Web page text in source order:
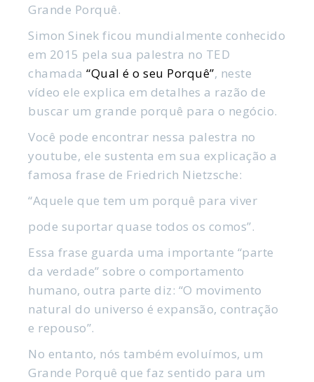
Grande Porquê.
Simon Sinek ficou mundialmente conhecido
em 2015 pela sua palestra no TED
chamada“Qual é o seu Porquê”, neste
vídeo ele explica em detalhes a razão de
buscar um grande porquê para o negócio.
Você pode encontrar nessa palestra no
youtube, ele sustenta em sua explicação a
famosa frase de Friedrich Nietzsche:
“Aquele que tem um porquê para viver
pode suportar quase todos os comos”.
Essa frase guarda uma importante “parte
da verdade” sobre o comportamento
humano, outra parte diz: “O movimento
natural do universo é expansão, contração
e repouso”.
No entanto, nós também evoluímos, um
Grande Porquê que faz sentido para um